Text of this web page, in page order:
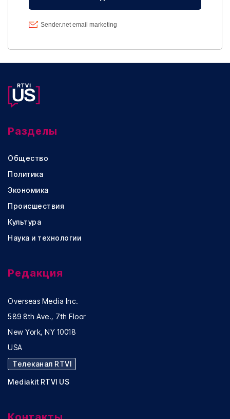
Разделы
Общество
Политика
Экономика
Происшествия
Культура
Наука и технологии
Редакция
Overseas Media Inc.
589 8th Ave., 7th Floor
New York, NY 10018
USA
Телеканал RTVI
Mediakit RTVI US